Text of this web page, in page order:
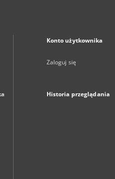
Konto użytkownika
Zaloguj się
Historia przeglądania